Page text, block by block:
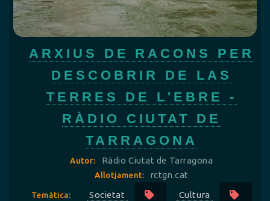
ARXIUS DE RACONS PER
DESCOBRIR DE LAS
TERRES DE L'EBRE -
RÀDIO CIUTAT DE
TARRAGONA
Autor: Ràdio Ciutat de Tarragona
Allotjament: rctgn.cat
Temàtica: Societat Cultura